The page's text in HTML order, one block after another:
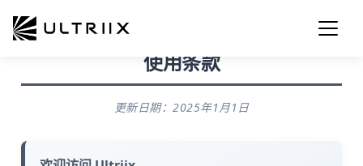
使用条款
更新日期：2025年1月1日